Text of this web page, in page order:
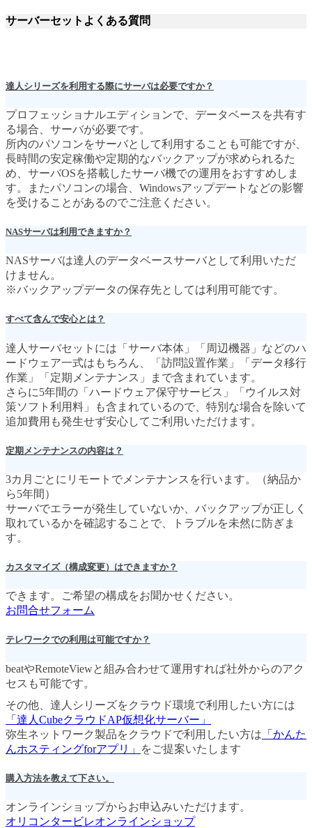
サーバーセットよくある質問
達人シリーズを利用する際にサーバは必要ですか？
プロフェッショナルエディションで、データベースを共有す
る場合、サーバが必要です。
所内のパソコンをサーバとして利用することも可能ですが、
長時間の安定稼働や定期的なバックアップが求められるた
め、サーバOSを搭載したサーバ機での運用をおすすめしま
す。またパソコンの場合、Windowsアップデートなどの影響
を受けることがあるのでご注意ください。
NASサーバは利用できますか？
NASサーバは達人のデータベースサーバとして利用いただ
けません。
※バックアップデータの保存先としては利用可能です。
すべて含んで安心とは？
達人サーバセットには「サーバ本体」「周辺機器」などのハ
ードウェア一式はもちろん、「訪問設置作業」「データ移行
作業」「定期メンテナンス」まで含まれています。
さらに5年間の「ハードウェア保守サービス」「ウイルス対
策ソフト利用料」も含まれているので、特別な場合を除いて
追加費用も発生せず安心してご利用いただけます。
定期メンテナンスの内容は？
3カ月ごとにリモートでメンテナンスを行います。（納品か
ら5年間）
サーバでエラーが発生していないか、バックアップが正しく
取れているかを確認することで、トラブルを未然に防ぎま
す。
カスタマイズ（構成変更）はできますか？
できます。ご希望の構成をお聞かせください。
お問合せフォーム
テレワークでの利用は可能ですか？
beatやRemoteViewと組み合わせて運用すれば社外からのアク
セスも可能です。
その他、達人シリーズをクラウド環境で利用したい方には
「達人CubeクラウドAP仮想化サーバー」
弥生ネットワーク製品をクラウドで利用したい方は 「かんた
んホスティングforアプリ」
をご提案いたします
購入方法を教えて下さい。
オンラインショップからお申込みいただけます。
オリコンタービレオンラインショップ